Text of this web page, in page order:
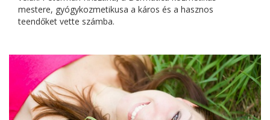
mestere, gyógykozmetikusa a káros és a hasznos
teendőket vette számba.